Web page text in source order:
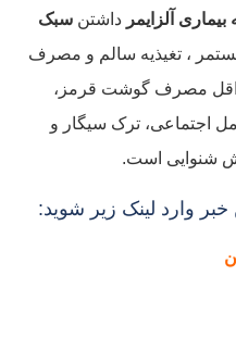
بیماری آلزایمر داشتن سبک
، تغيذیه سالم و مصرف
مصرف گوشت قرمز،
اجتماعی، ترک سیگار و
شنوایی است.
وارد لینک زیر شوید: